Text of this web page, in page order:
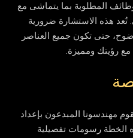
المطلوبة بما يتماشى مع
تُعد هذه الاستشارة ضرورية
حتى تكون جميع العناصر
رؤيتك ومميزة.
مهندسونا المبدعون بإعداد
رسومات تفصيلية